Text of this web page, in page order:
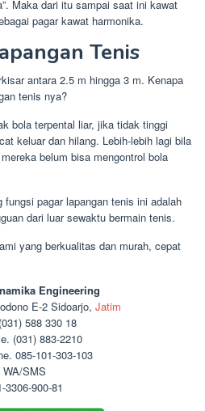
Maka dari itu sampai saat ini kawat
pagar kawat harmonika.
Tenis
antara 2.5 m hingga 3 m. Kenapa
tenis nya?
bola terpental liar, jika tidak tinggi
keluar dan hilang. Lebih-lebih lagi bila
belum bisa mengontrol bola
pagar lapangan tenis ini adalah
dari luar sewaktu bermain tenis.
yang berkualitas dan murah, cepat
Engineering
E-2 Sidoarjo, Jatim
588 330 18
(031) 883-2210
085-101-303-103
WA/SMS
3306-900-81